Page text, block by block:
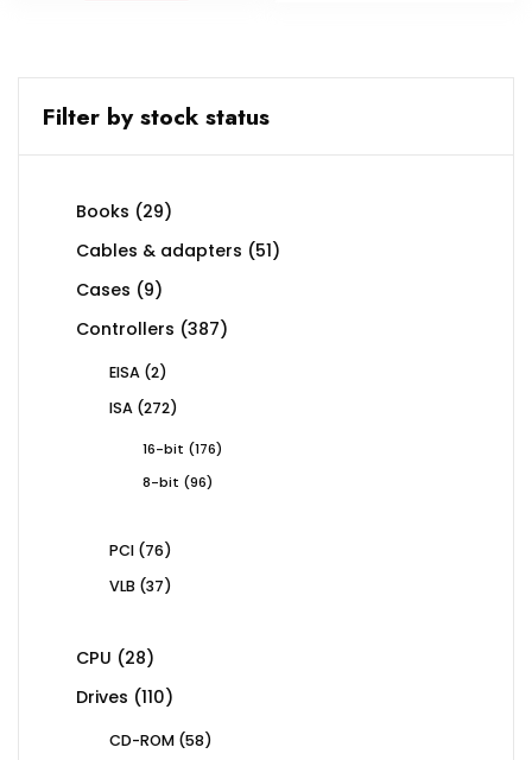
Filter by stock status
Books 2929
Cables & adapters 5151
Cases 99
products
Controllers 387387
EISA 22
ISA 272272
16-bit 176176
8-bit
9696
PCI 7676
VLB 3737
CPU 2828
products
Drives 110110
CD-ROM 5858